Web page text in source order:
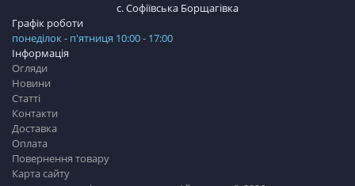
с. Софіївська Борщагівка
Інформація
Огляди
Новини
Статті
Контакти
Доставка
Оплата
Повернення товару
Карта сайту
Графік роботи
понеділок - п'ятниця 10:00 - 17:00